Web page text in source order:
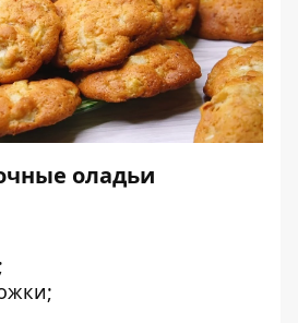
оладьи